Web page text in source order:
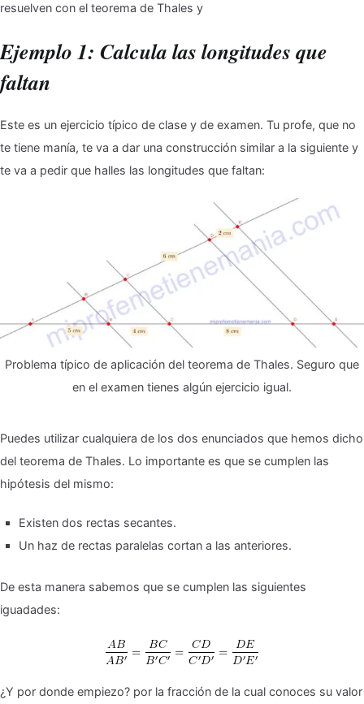
resuelven con el teorema de Thales y
Ejemplo 1: Calcula las longitudes que
faltan
Este es un ejercicio típico de clase y de examen. Tu profe, que no
te tiene manía, te va a dar una construcción similar a la siguiente y
te va a pedir que halles las longitudes que faltan:
Problema típico de aplicación del teorema de Thales. Seguro que
en el examen tienes algún ejercicio igual.
Puedes utilizar cualquiera de los dos enunciados que hemos dicho
del teorema de Thales. Lo importante es que se cumplen las
hipótesis del mismo:
Existen dos rectas secantes.
Un haz de rectas paralelas cortan a las anteriores.
De esta manera sabemos que se cumplen las siguientes
iguadades:
¿Y por donde empiezo? por la fracción de la cual conoces su valor